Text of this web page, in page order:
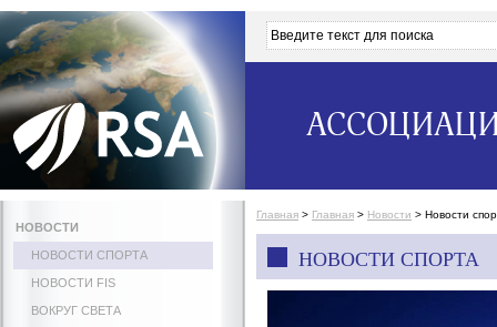
НОВОСТИ
НОВОСТИ СПОРТА
НОВОСТИ FIS
ВОКРУГ СВЕТА
Главная > Главная > Новости > Новости
НОВОСТИ СПОРТА